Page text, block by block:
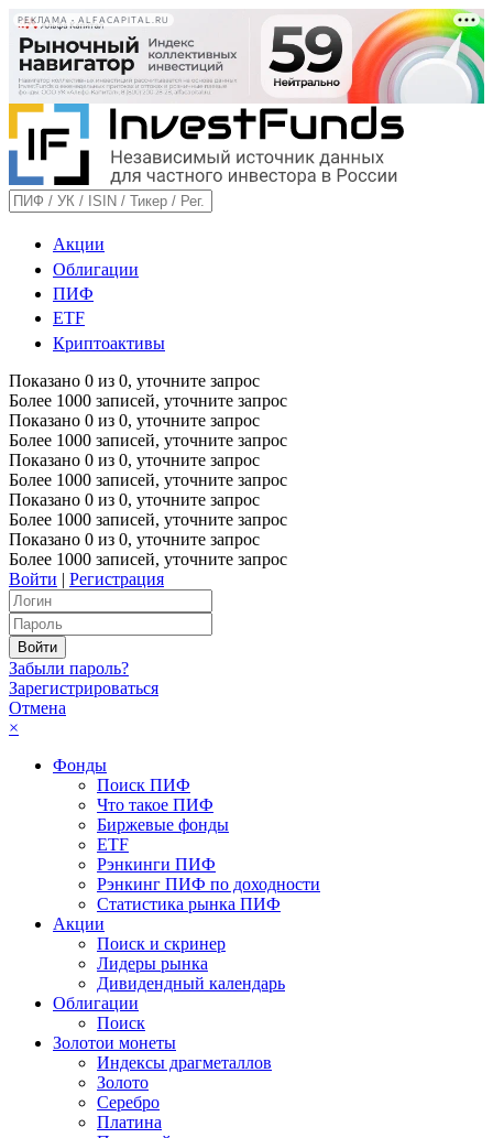
РЕКЛАМА • ALFACAPITAL.RU
Акции
Облигации
ПИФ
ETF
Криптоактивы
Показано 0 из 0, уточните запрос
Более 1000 записей, уточните запрос
Показано 0 из 0, уточните запрос
Более 1000 записей, уточните запрос
Показано 0 из 0, уточните запрос
Более 1000 записей, уточните запрос
Показано 0 из 0, уточните запрос
Более 1000 записей, уточните запрос
Показано 0 из 0, уточните запрос
Более 1000 записей, уточните запрос
Войти | Регистрация
Забыли пароль?
Зарегистрироваться
Отмена
×
Фонды
Поиск ПИФ
Что такое ПИФ
Биржевые фонды
ETF
Рэнкинги ПИФ
Рэнкинг ПИФ по доходности
Статистика рынка ПИФ
Акции
Поиск и скринер
Лидеры рынка
Дивидендный календарь
Облигации
Поиск
Золотои монеты
Индексы драгметаллов
Золото
Серебро
Платина